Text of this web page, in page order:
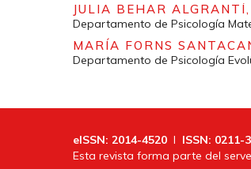
JULIA BEHAR ALGRANTÍ,
Departamento de Psicología
MARÍA FORNS
Departamento de Psicología
eISSN: 2014-4520 I ISSN: 0211-
Esta revista forma parte del